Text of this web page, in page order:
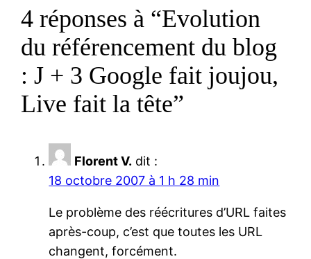
4 réponses à “Evolution
du référencement du blog
: J + 3 Google fait joujou,
Live fait la tête”
Florent V. dit :
18 octobre 2007 à 1 h 28 min
Le problème des réécritures d’URL faites
après-coup, c’est que toutes les URL
changent, forcément.